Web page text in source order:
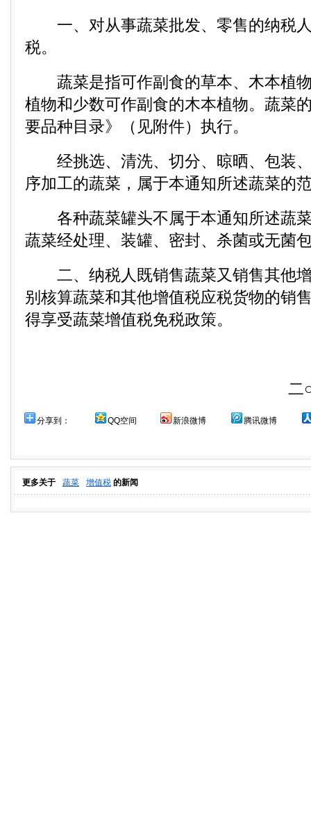
一、对从事蔬菜批发、零售的纳税人
税。
蔬菜是指可作副食的草本、木本植物
植物和少数可作副食的木本植物。蔬菜
要品种目录》（见附件）执行。
经挑选、清洗、切分、晾晒、包装、
序加工的蔬菜，属于本通知所述蔬菜的
各种蔬菜罐头不属于本通知所述蔬菜
蔬菜经处理、装罐、密封、杀菌或无菌
二、纳税人既销售蔬菜又销售其他增
别核算蔬菜和其他增值税应税货物的销
得享受蔬菜增值税免税政策。
二○
分享到： QQ空间 新浪微博 腾讯微博
更多关于 蔬菜 增值税 的新闻